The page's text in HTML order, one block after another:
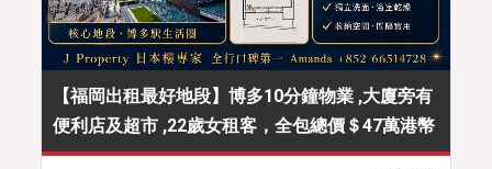
【福岡出租最好地段】博多10分鐘物業 ,大廈旁有
便利店及超市 ,22歲女租客，全包總價＄47萬港幣